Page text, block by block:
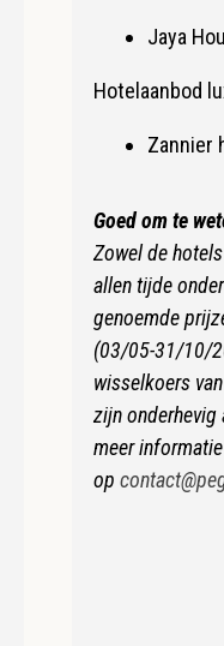
Jaya
Hotelaanbod
Zannier
Goed om te
Zowel de
allen tijde
genoemde
(03/05-31/10/
wisselkoers
zijn onderhevig
meer
op